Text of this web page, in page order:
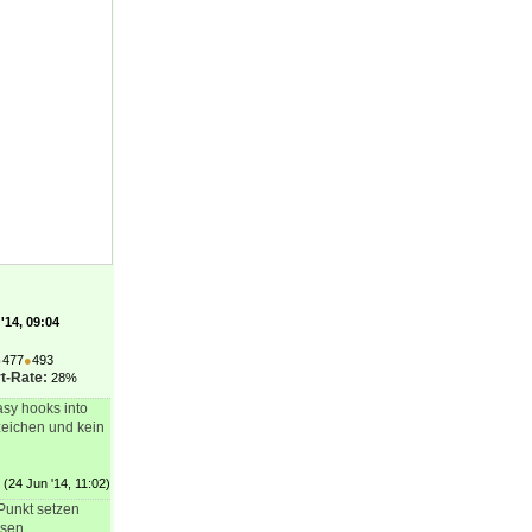
09:04
477●493
Rate: 28%
hooks into
und kein
(24 Jun '14, 11:02)
setzen